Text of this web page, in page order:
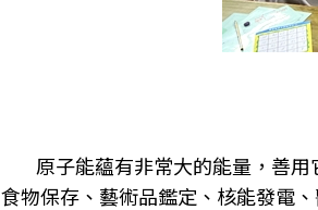
原子能蘊有非常大的能量，善
食物保存、藝術品鑑定、核能發電